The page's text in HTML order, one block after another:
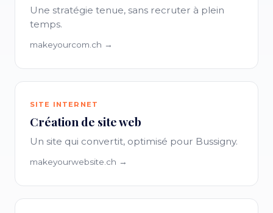
Une stratégie tenue, sans recruter à plein
temps.
makeyourcom.ch →
SITE INTERNET
Création de site web
Un site qui convertit, optimisé pour Bussigny.
makeyourwebsite.ch →